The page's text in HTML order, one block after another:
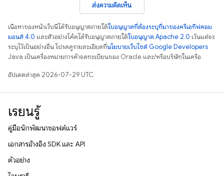
ส่งความคิดเห็น
เนื้อหาของหน้าเว็บนี้ได้รับอนุญาตภายใต้ใบอนุญาตที่ต้องระบุที่มาของครีเอทีฟคอม
มอนส์ 4.0 และตัวอย่างโค้ดได้รับอนุญาตภายใต้ใบอนุญาต Apache 2.0 เว้นแต่จะ
ระบุไว้เป็นอย่างอื่น โปรดดูรายละเอียดที่นโยบายเว็บไซต์ Google Developers
Java เป็นเครื่องหมายการค้าจดทะเบียนของ Oracle และ/หรือบริษัทในเครือ
อัปเดตล่าสุด 2026-07-29 UTC
เรียนรู้
คู่มือนักพัฒนาซอฟต์แวร์
เอกสารอ้างอิง SDK และ API
ตัวอย่าง